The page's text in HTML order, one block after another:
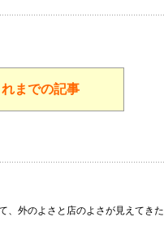
れまでの記事
、外のよさと店のよさが見えてきた